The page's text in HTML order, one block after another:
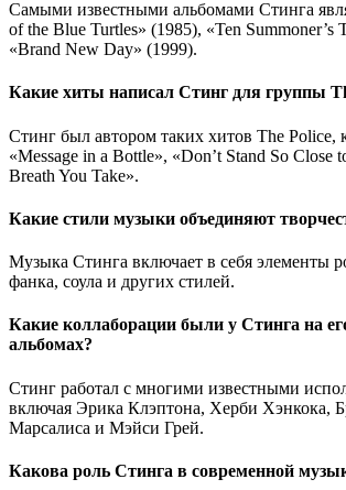
Самыми известными альбомами Стинга
of the Blue Turtles» (1985), «Ten Summoner’s
«Brand New Day» (1999).
Какие хиты написал Стинг для группы
Стинг был автором таких хитов The Police,
«Message in a Bottle», «Don’t Stand So Close
Breath You Take».
Какие стили музыки объединяют
Музыка Стинга включает в себя элементы
фанка, соула и других стилей.
Какие коллаборации были у Стинга на
альбомах?
Стинг работал с многими известными
включая Эрика Клэптона, Херби Хэнкока,
Марсалиса и Мэйси Грей.
Какова роль Стинга в современной